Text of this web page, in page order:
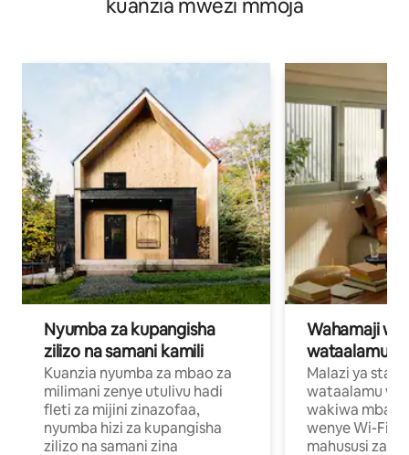
kuanzia mwezi mmoja
Nyumba za kupangisha
zilizo na samani kamili
Kuanzia nyumba za mbao za
milimani zenye utulivu hadi
fleti za mijini zinazofaa,
nyumba hizi za kupangisha
zilizo na samani zina
Wahamaji
wataalamu
Malazi ya
wataalamu
wakiwa mbali
wenye Wi-Fi
mahususi za